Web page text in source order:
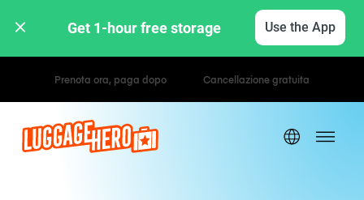
Get 1-hour free storage Use the App
Tariffe orarie / giornaliere